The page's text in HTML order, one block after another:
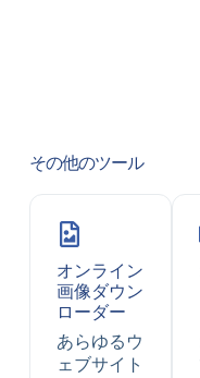
その他のツール
オンライン
画像ダウン
ローダー
あらゆるウ
ェブサイト